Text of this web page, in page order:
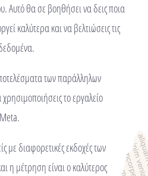
Αυτό θα σε βοηθήσει να δεις ποια
καλύτερα και να βελτιώσεις τις
των παράλληλων
το εργαλείο
με διαφορετικές εκδοχές των
η μέτρηση είναι ο καλύτερος